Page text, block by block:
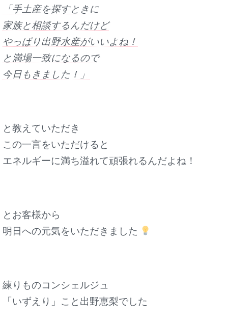
「手土産を探すときに
家族と相談するんだけど
やっぱり出野水産がいいよね！
と満場一致になるので
今日もきました！」
と教えていただき
この一言をいただけると
エネルギーに満ち溢れて頑張れるんだよね！
とお客様から
明日への元気をいただきました
練りものコンシェルジュ
「いずえり」こと出野恵梨でした